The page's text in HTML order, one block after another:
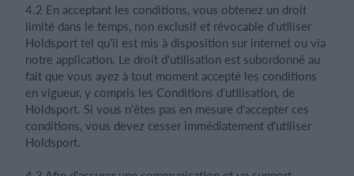
4.2 En acceptant les conditions, vous obtenez un droit
limité dans le temps, non exclusif et révocable d'utiliser
Holdsport tel qu'il est mis à disposition sur internet ou via
notre application. Le droit d'utilisation est subordonné au
fait que vous ayez à tout moment accepté les conditions
en vigueur, y compris les Conditions d'utilisation, de
Holdsport. Si vous n'êtes pas en mesure d'accepter ces
conditions, vous devez cesser immédiatement d'utiliser
Holdsport.